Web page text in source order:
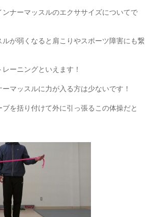
ンナーマッスルのエクササイズについてで
ルが弱くなると肩こりやスポーツ障害にも繋
ーニングといえます！
マッスルに力が入る方は少ないです！
ブを括り付けて外に引っ張るこの体操だと